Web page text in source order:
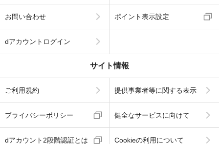
お問い合わせ ポイント表示設定
dアカウントログイン
サイト情報
ご利用規約 提供事業者等に関する表示
プライバシーポリシー 健全なサービスに向けて
dアカウント2段階認証とは Cookieの利用について